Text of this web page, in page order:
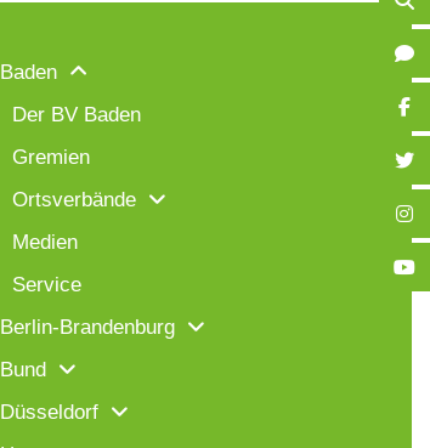
Baden
Der BV Baden
Gremien
Ortsverbände
Medien
Service
Berlin-Brandenburg
Bund
Düsseldorf